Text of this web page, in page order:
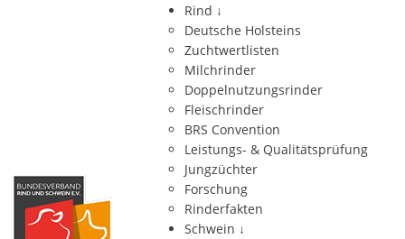
Rind ↓
Deutsche Holsteins
Zuchtwertlisten
Milchrinder
Doppelnutzungsrinder
Fleischrinder
BRS Convention
Leistungs- & Qualitätsprüfung
Jungzüchter
Forschung
Rinderfakten
Schwein ↓